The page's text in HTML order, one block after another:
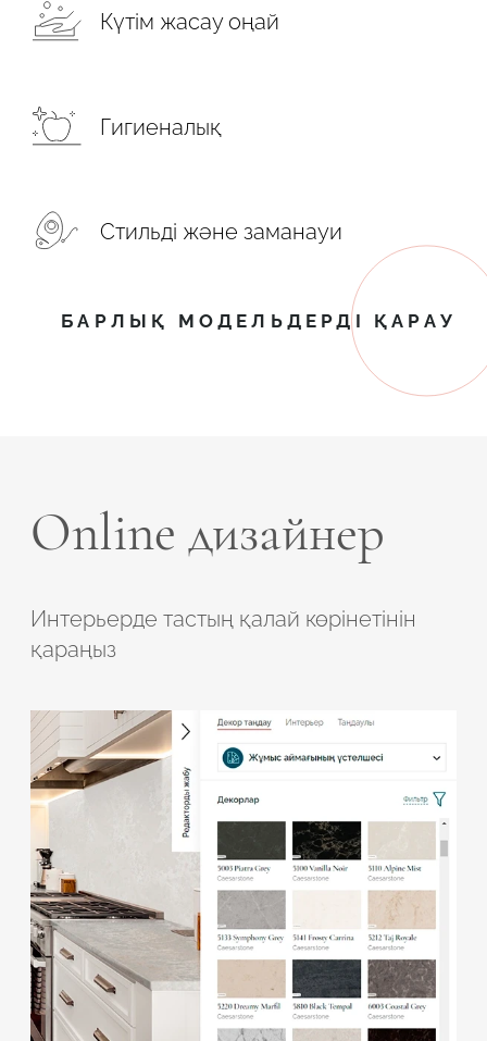
Күтім жасау оңай
Гигиеналық
Стильді және заманауи
БАРЛЫҚ МОДЕЛЬДЕРДІ ҚАРАУ
Online дизайнер
Интерьерде тастың қалай көрінетінін
қараңыз